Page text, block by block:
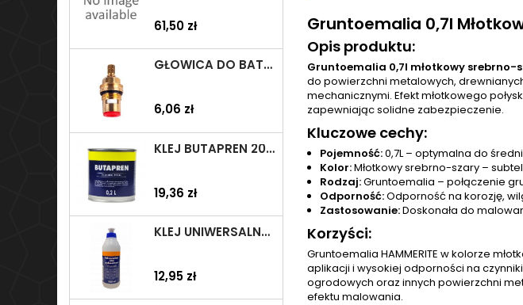
Cena
61,50 zł
GŁOWICA DO BATERII 1/2" CERAMICZNA 6930Y ZXC/ARKA/AKCES
Cena
6,06 zł
KLEJ BUTAPREN 200ML TYTAN
Cena
19,36 zł
KLEJ UNIWERSALNY POLIMEROWY 225ML SELENA
Cena
12,95 zł
Gruntoemalia 0,7l
Opis produktu:
Gruntoemalia 0,7l młotkowy srebrno-
do powierzchni metalowych,
mechanicznymi. Efekt młotkowego
zapewniając solidne zabezpieczenie.
Kluczowe cechy:
Pojemność:0,7L – optymalna do
Kolor:Młotkowy srebrno-szary –
Rodzaj:Gruntoemalia – połączenie
Odporność:Odporność na korozję,
Zastosowanie:Doskonała do
Korzyści:
Gruntoemalia HAMMERITE w kolorze
aplikacji i wysokiej odporności na
ogrodowych oraz innych powierzchni
efektu malowania.